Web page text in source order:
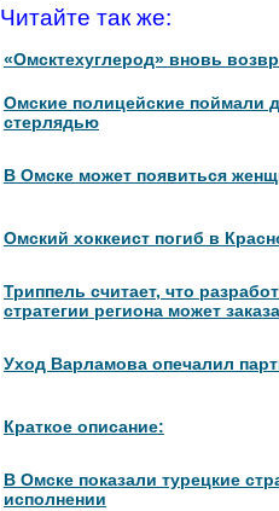
Читайте так же:
«Омсктехуглерод» вновь
Омские полицейские поймали
стерлядью
В Омске может появиться
Омский хоккеист погиб в
Триппель считает, что
стратегии региона может
Уход Варламова опечалил
Краткое описание:
В Омске показали турецкие
исполнении